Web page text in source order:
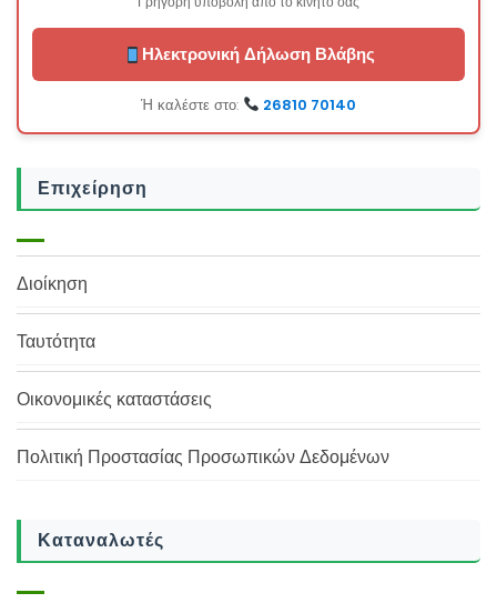
Ηλεκτρονική Δήλωση Βλάβης
Ή καλέστε στο: 26810 70140
Επιχείρηση
Διοίκηση
Ταυτότητα
Οικονομικές καταστάσεις
Πολιτική Προστασίας Προσωπικών Δεδομένων
Καταναλωτές